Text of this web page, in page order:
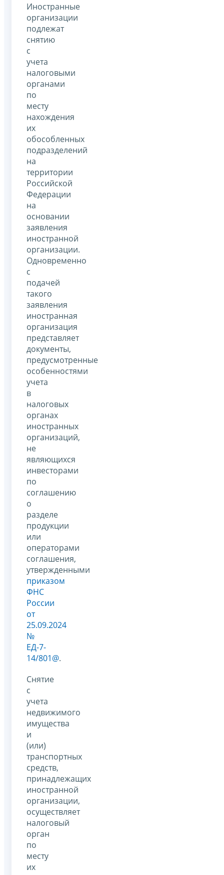
Иностранные
организации
подлежат
снятию
с
учета
налоговыми
органами
по
месту
нахождения
их
обособленных
подразделений
на
территории
Российской
Федерации
на
основании
заявления
иностранной
организации.
Одновременно
с
подачей
такого
заявления
иностранная
организация
представляет
документы,
предусмотренные
особенностями
учета
в
налоговых
органах
иностранных
организаций,
не
являющихся
инвесторами
по
соглашению
о
разделе
продукции
или
операторами
соглашения,
утвержденными
приказом
ФНС
России
от
25.09.2024
№
ЕД-7-
14/801@.
Снятие
с
учета
недвижимого
имущества
и
(или)
транспортных
средств,
принадлежащих
иностранной
организации,
осуществляет
налоговый
орган
по
месту
их